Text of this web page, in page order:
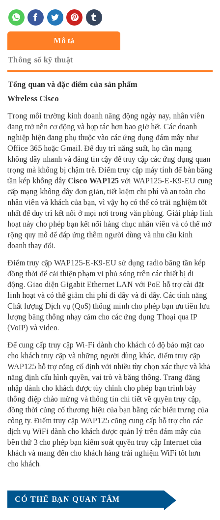
Mô tả
Thông số kỹ thuật
Tổng quan và đặc điểm của sản phẩm
Wireless Cisco
Trong môi trường kinh doanh năng động ngày nay, nhân viên
đang trở nên cơ động và hợp tác hơn bao giờ hết. Các doanh
nghiệp hiện đang phụ thuộc vào các ứng dụng đám mây như
Office 365 hoặc Gmail. Để duy trì năng suất, họ cần mạng
không dây nhanh và đáng tin cậy để truy cập các ứng dụng quan
trọng mà không bị chậm trễ. Điểm truy cập máy tính để bàn băng
tần kép không dây Cisco WAP125 với WAP125-E-K9-EU cung
cấp mạng không dây đơn giản, tiết kiệm chi phí và an toàn cho
nhân viên và khách của bạn, vì vậy họ có thể có trải nghiệm tốt
nhất để duy trì kết nối ở mọi nơi trong văn phòng. Giải pháp linh
hoạt này cho phép bạn kết nối hàng chục nhân viên và có thể mở
rộng quy mô để đáp ứng thêm người dùng và nhu cầu kinh
doanh thay đổi.
Điểm truy cập WAP125-E-K9-EU sử dụng radio băng tần kép
đồng thời để cải thiện phạm vi phủ sóng trên các thiết bị di
động. Giao diện Gigabit Ethernet LAN với PoE hỗ trợ cài đặt
linh hoạt và có thể giảm chi phí đi dây và đi dây. Các tính năng
Chất lượng Dịch vụ (QoS) thông minh cho phép bạn ưu tiên lưu
lượng băng thông nhạy cảm cho các ứng dụng Thoại qua IP
(VoIP) và video.
Để cung cấp truy cập Wi-Fi dành cho khách có độ bảo mật cao
cho khách truy cập và những người dùng khác, điểm truy cập
WAP125 hỗ trợ cổng cố định với nhiều tùy chọn xác thực và khả
năng định cấu hình quyền, vai trò và băng thông. Trang đăng
nhập dành cho khách được tùy chỉnh cho phép bạn trình bày
thông điệp chào mừng và thông tin chi tiết về quyền truy cập,
đồng thời củng cố thương hiệu của bạn bằng các biểu trưng của
công ty. Điểm truy cập WAP125 cũng cung cấp hỗ trợ cho các
dịch vụ WiFi dành cho khách được quản lý trên đám mây của
bên thứ 3 cho phép bạn kiểm soát quyền truy cập Internet của
khách và mang đến cho khách hàng trải nghiệm WiFi tốt hơn
cho khách.
CÓ THỂ BẠN QUAN TÂM